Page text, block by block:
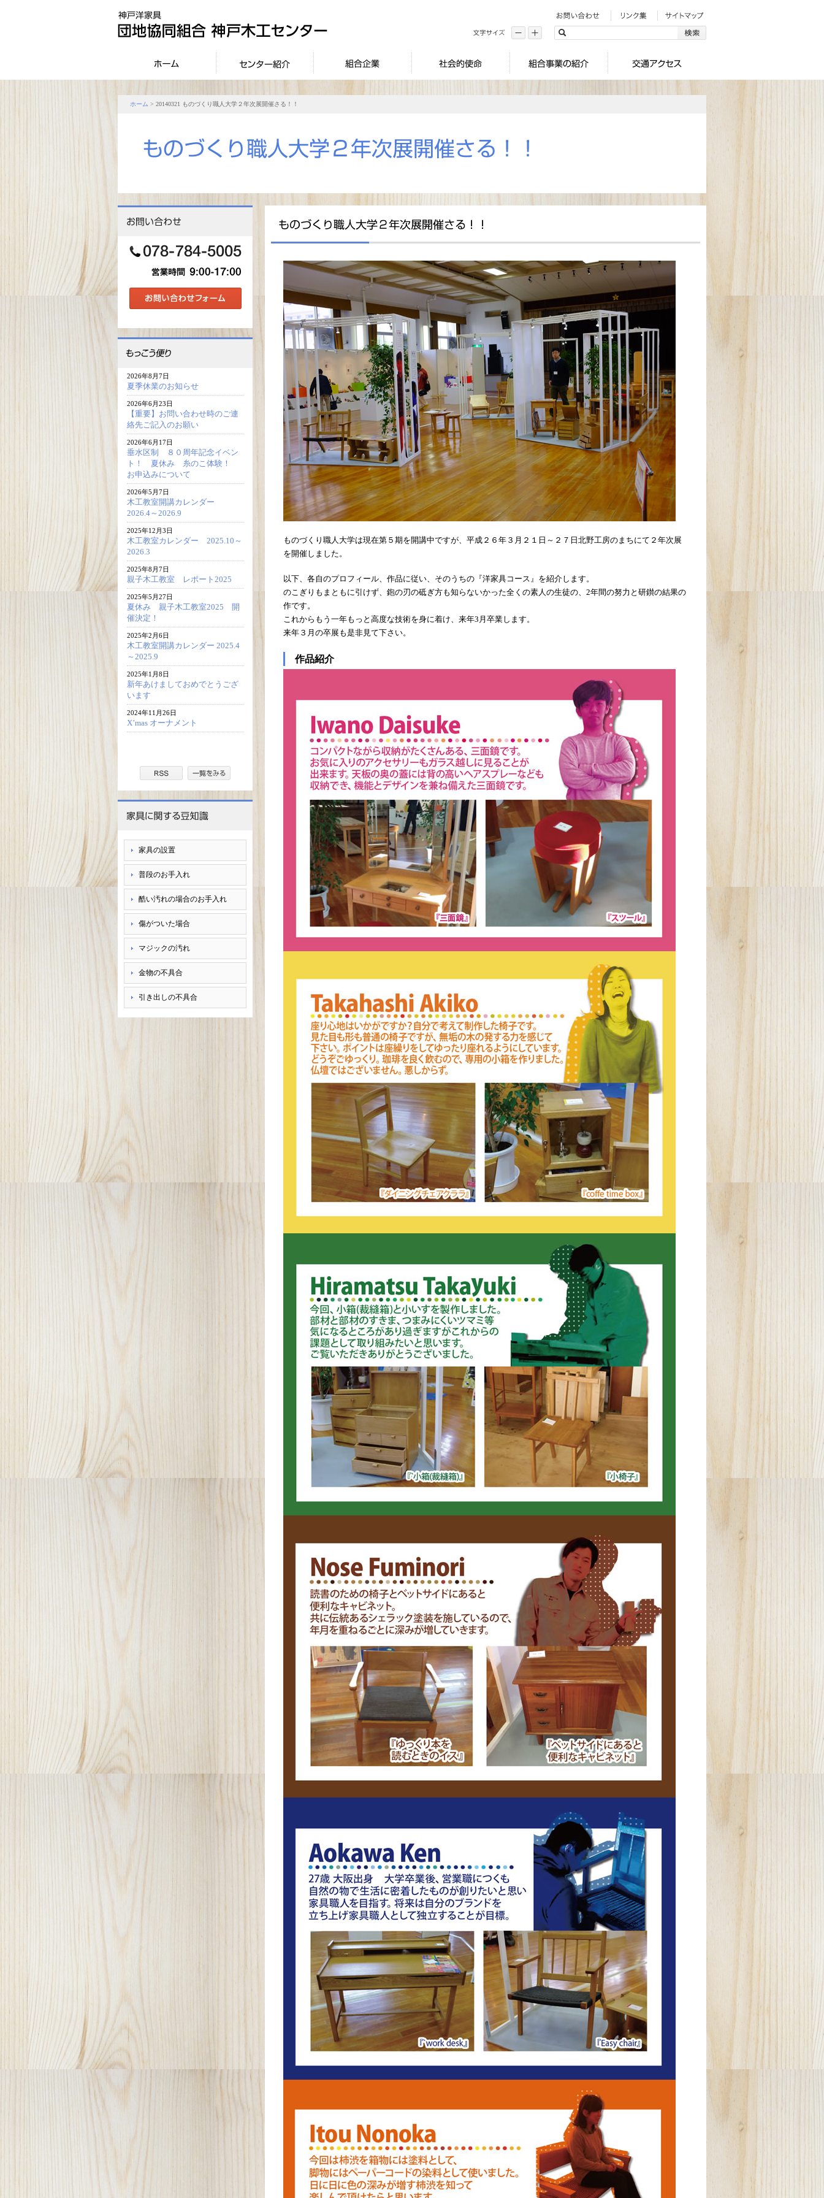
ホーム > 20140321 ものづくり職人大学２年次展開催さる！！
ものづくり職人大学は現在第５期を開講中ですが、平成２６年３月２１日～２７日北野工房のまちにて２年次展
を開催しました。
以下、各自のプロフィール、作品に従い、そのうちの『洋家具コース』を紹介します。
のこぎりもまともに引けず、鉋の刃の砥ぎ方も知らないかった全くの素人の生徒の、2年間の努力と研鑚の結果の
作です。
これからもう一年もっと高度な技術を身に着け、来年3月卒業します。
来年３月の卒展も是非見て下さい。
作品紹介
2026年8月7日
夏季休業のお知らせ
2026年6月23日
【重要】お問い合わせ時のご連
絡先ご記入のお願い
2026年6月17日
垂水区制 ８０周年記念イベン
ト！ 夏休み 糸のこ体験！
お申込みについて
2026年5月7日
木工教室開講カレンダー
2026.4～2026.9
2025年12月3日
木工教室カレンダー 2025.10～
2026.3
2025年8月7日
親子木工教室 レポート2025
2025年5月27日
夏休み 親子木工教室2025 開
催決定！
2025年2月6日
木工教室開講カレンダー 2025.4
～2025.9
2025年1月8日
新年あけましておめでとうござ
います
2024年11月26日
X’mas オーナメント
家具の設置
普段のお手入れ
酷い汚れの場合のお手入れ
傷がついた場合
マジックの汚れ
金物の不具合
引き出しの不具合